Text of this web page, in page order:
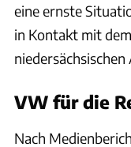
eine ernste
in Kontakt mit
VW für die
Nach